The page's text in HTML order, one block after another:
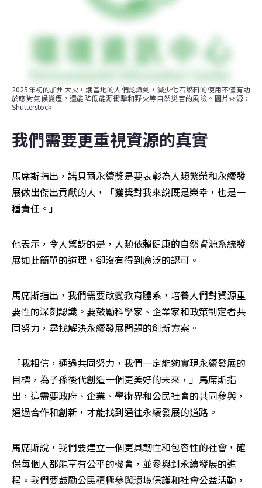
2025年初的加州大火，讓當地的人們認識到，減少化石燃料的使用不僅有助
於應對氣候變遷，還能降低能源衝擊和野火等自然災害的風險。圖片來源：
Shutterstock
我們需要更重視資源的真實
馬席斯指出，諾貝爾永續獎是要表彰為人類繁榮和永續發
展做出傑出貢獻的人，「獲獎對我來說既是榮幸，也是一
種責任。」
他表示，令人驚訝的是，人類依賴健康的自然資源系統發
展如此簡單的道理，卻沒有得到廣泛的認可。
馬席斯指出，我們需要改變教育體系，培養人們對資源重
要性的深刻認識。要鼓勵科學家、企業家和政策制定者共
同努力，尋找解決永續發展問題的創新方案。
「我相信，通過共同努力，我們一定能夠實現永續發展的
目標，為子孫後代創造一個更美好的未來，」馬席斯指
出，這需要政府、企業、學術界和公民社會的共同參與，
通過合作和創新，才能找到通往永續發展的道路。
馬席斯說，我們要建立一個更具韌性和包容性的社會，確
保每個人都能享有公平的機會，並參與到永續發展的進
程。我們要鼓勵公民積極參與環境保護和社會公益活動，